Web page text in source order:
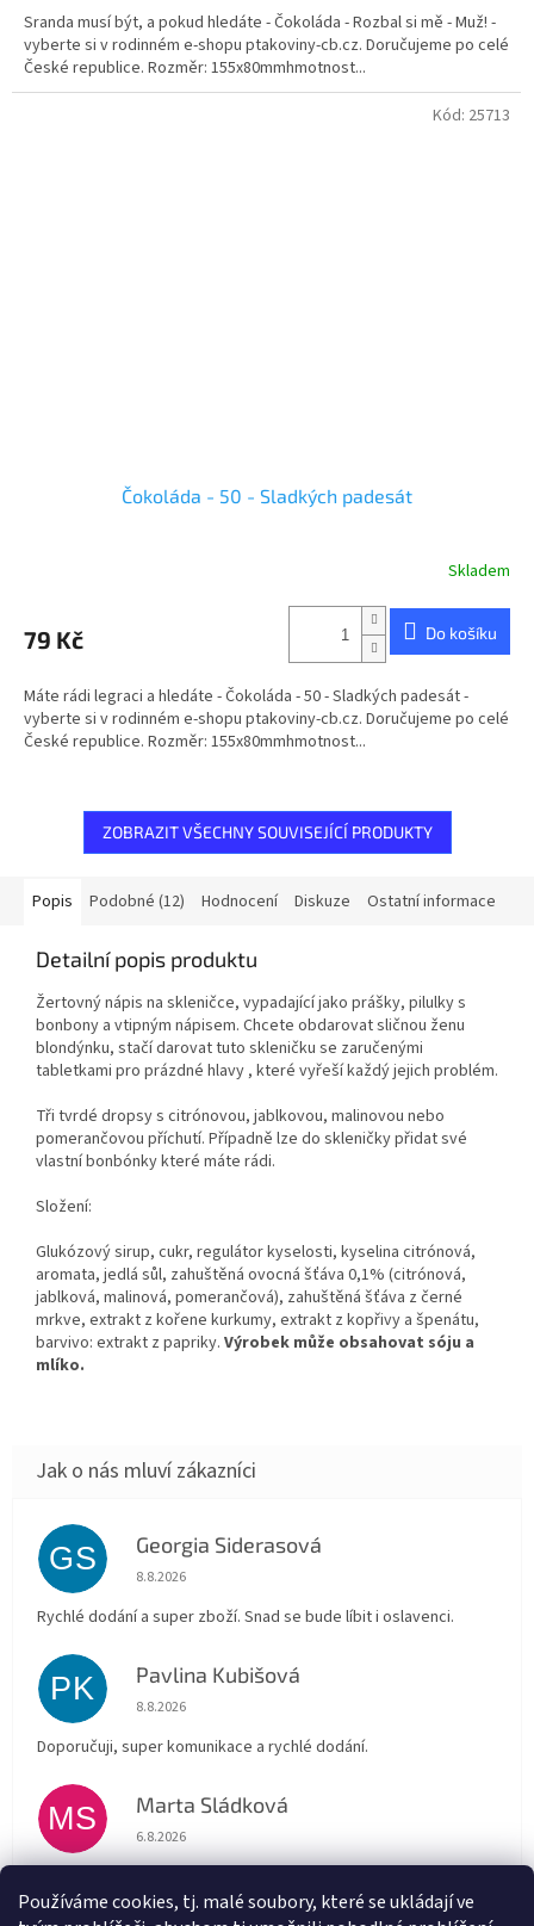
Používáme cookies, tj. malé soubory, které se ukládají ve
z
5
hvězdiček.
Sranda musí být, a pokud hledáte - Čokoláda - Rozbal si mě - Muž! -
vyberte si v rodinném e-shopu ptakoviny-cb.cz. Doručujeme po celé
České republice. Rozměr: 155x80mmhmotnost...
Čokoláda - 50 - Sladkých padesát
je
z
5
hvězdiček.
Skladem
79 Kč Do košíku
Máte rádi legraci a hledáte - Čokoláda - 50 - Sladkých padesát -
vyberte si v rodinném e-shopu ptakoviny-cb.cz. Doručujeme po celé
České republice. Rozměr: 155x80mmhmotnost...
Kód: 25713
ZOBRAZIT VŠECHNY SOUVISEJÍCÍ PRODUKTY
Popis Podobné (12) Hodnocení Diskuze Ostatní informace
Detailní popis produktu
Žertovný nápis na skleničce, vypadající jako prášky, pilulky s
bonbony a vtipným nápisem. Chcete obdarovat sličnou ženu
blondýnku, stačí darovat tuto skleničku se zaručenými
tabletkami pro prázdné hlavy , které vyřeší každý jejich problém.
Tři tvrdé dropsy s citrónovou, jablkovou, malinovou nebo
pomerančovou příchutí. Případně lze do skleničky přidat své
vlastní bonbónky které máte rádi.
Složení:
Glukózový sirup, cukr, regulátor kyselosti, kyselina citrónová,
aromata, jedlá sůl, zahuštěná ovocná šťáva 0,1% (citrónová,
jablková, malinová, pomerančová), zahuštěná šťáva z černé
mrkve, extrakt z kořene kurkumy, extrakt z kopřivy a špenátu,
barvivo: extrakt z papriky. Výrobek může obsahovat sóju a
mlíko.
GS Georgia Siderasová
Hodnocení obchodu je 5 z 5 hvězdiček.
8.8.2026
Rychlé dodání a super zboží. Snad se bude líbit i oslavenci.
PK Pavlina Kubišová
Hodnocení obchodu je 5 z 5 hvězdiček.
8.8.2026
Doporučuji, super komunikace a rychlé dodání.
MS Marta Sládková
Hodnocení obchodu je 5 z 5 hvězdiček.
6.8.2026